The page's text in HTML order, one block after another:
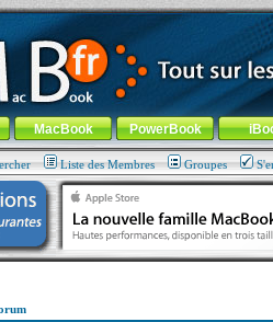
100% nomade !
au menu général-Aller au menu de
MacBook PowerBook
Liste des Membres Groupes